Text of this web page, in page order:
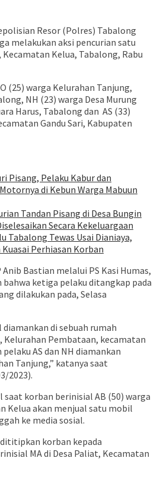
Resor (Polres) Tabalong
melakukan aksi pencurian satu
Kelua, Tabalong, Rabu
(25) warga Kelurahan Tanjung,
NH (23) warga Desa Murung
Harus, Tabalong dan AS (33)
Gandu Sari, Kabupaten
Pisang, Pelaku Kabur dan
di Kebun Warga Mabuun
Tandan Pisang di Desa Bungin
Secara Kekeluargaan
Tabalong Tewas Usai Dianiaya,
Perhiasan Korban
Bastian melalui PS Kasi Humas,
ketiga pelaku ditangkap pada
dilakukan pada, Selasa
di sebuah rumah
Kelurahan Pembataan, kecamatan
AS dan NH diamankan
Tanjung,” katanya saat
2023).
korban berinisial AB (50) warga
Kelua akan menjual satu mobil
ke media sosial.
korban kepada
MA di Desa Paliat, Kecamatan